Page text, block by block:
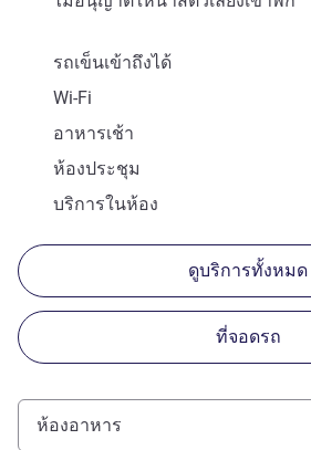
รถเข็นเข้าถึงได้
Wi-Fi
อาหารเช้า
ห้องประชุม
บริการในห้อง
ดูบริการทั้งหมด
ที่จอดรถ
ห้องอาหาร